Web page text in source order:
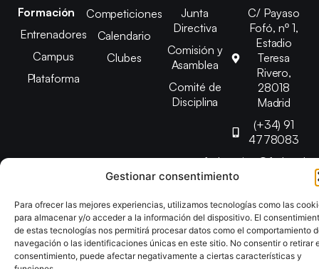
Gestionar consentimiento
Para ofrecer las mejores experiencias, utilizamos tecnologías como las
para almacenar y/o acceder a la información del dispositivo. El
de estas tecnologías nos permitirá procesar datos como el comportamiento
navegación o las identificaciones únicas en este sitio. No consentir o retirar
consentimiento, puede afectar negativamente a ciertas características y
Formación
Entrenadores
Campus
Plataforma
Competiciones
Calendario
Clubes
Junta
Directiva
Comisión y
Asamblea
Comité de
Disciplina
C/ Payaso
Fofó, nº 1,
Estadio
Teresa
Rivero,
28018
Madrid
(+34) 91
4778083
Copyright © 2025 Federación Madrileña de Tenis de Mesa |
Desarrollado porTOOOLS
Aviso LegalPolítica de CookiesPolítica de Privacidad